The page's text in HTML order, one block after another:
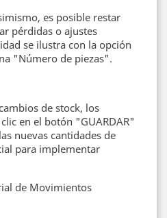
es posible restar
pérdidas o ajustes
se ilustra con la opción
"Número de piezas".
de stock, los
en el botón "GUARDAR"
nuevas cantidades de
para implementar
de Movimientos